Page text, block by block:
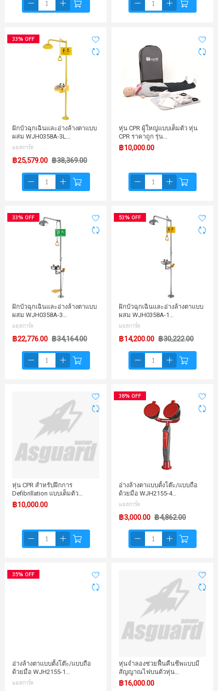
33% OFF
ฝักบัวฉุกเฉินและอ่างล้างตาแบบ
ผสม WJH0358A-3L…
แอสการ์ด
฿25,579.00 ฿38,369.00
หุ่น CPR ผู้ใหญ่แบบเต็มตัว หุ่น
CPR ราคาถูก รุ่น…
฿10,000.00
33% OFF
ฝักบัวฉุกเฉินและอ่างล้างตาแบบ
ผสม WJH0358A-3…
แอสการ์ด
฿22,776.00 ฿34,164.00
53% OFF
ฝักบัวฉุกเฉินและอ่างล้างตาแบบ
ผสม WJH0358A-1…
แอสการ์ด
฿14,200.00 ฿30,222.00
หุ่น CPR สำหรับฝึกการ
Defibrillation แบบเต็มตัว…
฿10,000.00
38% OFF
อ่างล้างตาแบบตั้งโต๊ะ/แบบถือ
ด้วยมือ WJH2155-4…
แอสการ์ด
฿3,000.00 ฿4,862.00
35% OFF
อ่างล้างตาแบบตั้งโต๊ะ/แบบถือ
ด้วยมือ WJH2155-1…
แอสการ์ด
หุ่นจำลองช่วยฟื้นคืนชีพแบบมี
สัญญาณไฟบนตัวหุ่น…
฿16,000.00